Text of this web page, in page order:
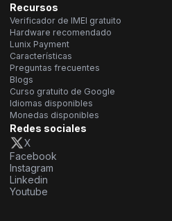
Recursos
Verificador de IMEI gratuito
Hardware recomendado
Lunix Payment
Características
Preguntas frecuentes
Blogs
Curso gratuito de Google
Idiomas disponibles
Monedas disponibles
Redes sociales
X
Facebook
Instagram
Linkedin
Youtube